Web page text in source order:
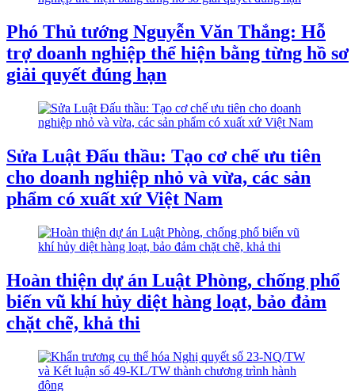
Phó Thủ tướng Nguyễn Văn Thắng: Hỗ
trợ doanh nghiệp thể hiện bằng từng hồ sơ
giải quyết đúng hạn
Sửa Luật Đấu thầu: Tạo cơ chế ưu tiên
cho doanh nghiệp nhỏ và vừa, các sản
phẩm có xuất xứ Việt Nam
Hoàn thiện dự án Luật Phòng, chống phổ
biến vũ khí hủy diệt hàng loạt, bảo đảm
chặt chẽ, khả thi